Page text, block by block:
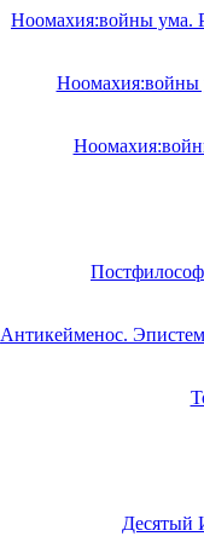
Ноомахия:войны ума.
Ноомахия:войны
Антикейменос.
Десятый